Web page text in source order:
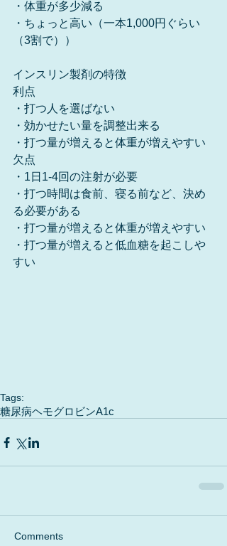
・体重が多少減る
・ちょっと高い（一本1,000円ぐらい
（3割で））
インスリン製剤の特徴
利点
・打つ人を選ばない
・効かせたい量を調整出来る
・打つ量が増えると体重が増えやすい
欠点
・1日1-4回の注射が必要
・打つ時間は食前、寝る前など、決め
る必要がある
・打つ量が増えると体重が増えやすい
・打つ量が増えると低血糖を起こしや
すい
Tags:
糖尿病ヘモグロビンA1c
Comments